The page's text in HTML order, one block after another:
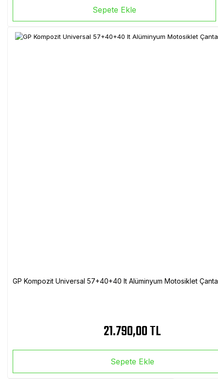
Sepete Ekle
GP Kompozit Universal 57+40+40 lt Alüminyum Motosiklet
21.790,00 TL
Sepete Ekle